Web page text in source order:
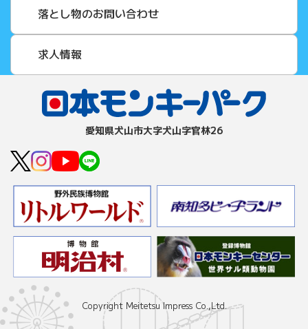
落とし物のお問い合わせ
求人情報
愛知県⽝⼭市⼤字⽝⼭字官林26
Copyright Meitetsu Impress Co.,Ltd.